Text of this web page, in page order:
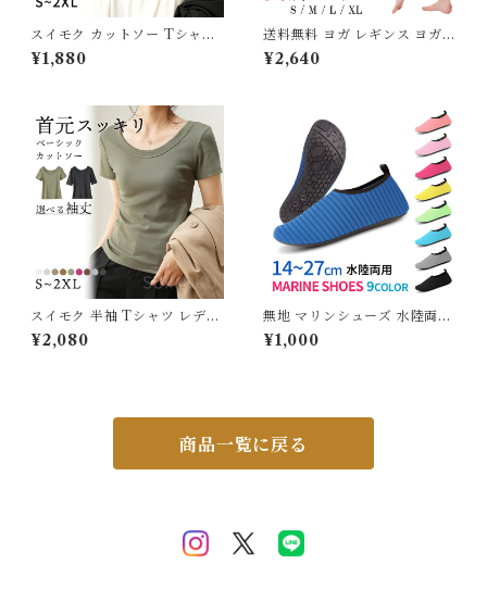
スイモク カットソー Tシャツ
レディース トップス リブ デイ
リー 半袖 肌触りの良い素材 大
ない オフィス スーツ シンプル
カーキ ブラック ホワイト 562
2189【水沐良品】
¥1,880
送料無料 ヨガ レギンス ヨガレ
ギンス レディース ヨガウェア
ハイウエスト 和柄 花柄 柄 ボ
パンツ スポーツ 美尻 フィット
ネス 20柄
¥2,640
スイモク 半袖 Tシャツ レディ
ース トップス カットソー リブ
デイリー 肌触りの良い素材 大
カーキ ブラック ホワイト 568
¥2,080
無地 マリンシューズ 水陸両用
14〜27cm レディース メンズ
キッズ 子供用 室内シューズ ビ
遊び 川 釣り メッシュ 介護 介
9
¥1,000
商品一覧に戻る